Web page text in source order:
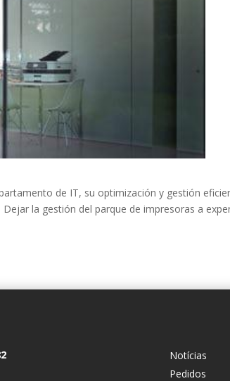
de IT, su optimización y gestión
la gestión del parque de impresoras a
Notícias
Pedidos